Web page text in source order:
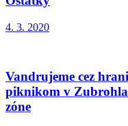
4. 3. 2020
Vandrujeme cez
piknikom v
zóne